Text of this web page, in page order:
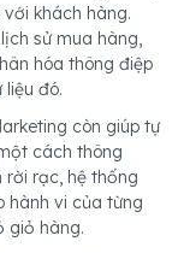
khách hàng.
sử mua hàng,
hóa thông điệp
đó.
còn giúp tự
cách thông
rạc, hệ thống
hành vi của từng
giỏ hàng.